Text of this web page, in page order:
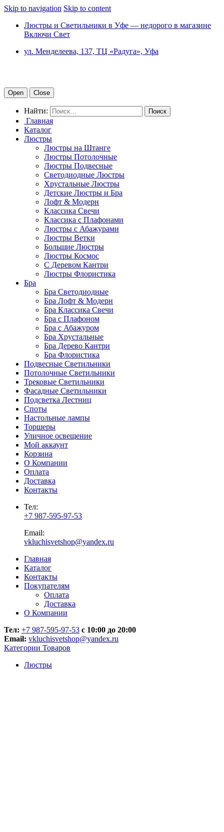
Skip to navigation Skip to content
Люстры и Светильники в Уфе — недорого в магазине
Включи Свет
ул. Менделеева, 137, ТЦ «Радуга», Уфа
Open Close
Найти:
Главная
Каталог
Люстры
Люстры на Штанге
Люстры Потолочные
Люстры Подвесные
Светодиодные Люстры
Хрустальные Люстры
Детские Люстры и Бра
Лофт & Модерн
Классика Свечи
Классика с Плафонами
Люстры с Абажурами
Люстры Ветки
Большие Люстры
Люстры Космос
С Деревом Кантри
Люстры Флористика
Бра
Бра Светодиодные
Бра Лофт & Модерн
Бра Классика Свечи
Бра с Плафоном
Бра с Абажуром
Бра Хрустальные
Бра Дерево Кантри
Бра Флористика
Подвесные Светильники
Потолочные Светильники
Трековые Светильники
Фасадные Светильники
Подсветка Лестниц
Споты
Настольные лампы
Торшеры
Уличное освещение
Мой аккаунт
Корзина
О Компании
Оплата
Доставка
Контакты
Тел:
+7 987-595-97-53
Email:
vkluchisvetshop@yandex.ru
Главная
Каталог
Контакты
Покупателям
Оплата
Доставка
О Компании
Тел: +7 987-595-97-53 с 10:00 до 20:00
Email: vkluchisvetshop@yandex.ru
Категории Товаров
Люстры